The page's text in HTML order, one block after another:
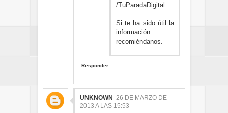
/TuParadaDigital
Si te ha sido útil la
información
recomiéndanos.
Responder
UNKNOWN 26 DE MARZO DE
2013 A LAS 15:53